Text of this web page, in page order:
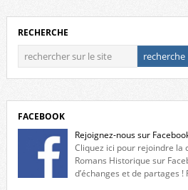
RECHERCHE
FACEBOOK
Rejoignez-nous sur
Cliquez ici pour rejoindre la
Romans Historique sur
d’échanges et de partages !